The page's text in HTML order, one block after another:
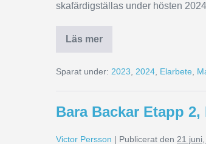
skafärdigställas under hösten
Läs mer
Sparat under: 2023 2024 Elarbete
Bara Backar Etapp 2,
Victor Persson | Publicerat den 21